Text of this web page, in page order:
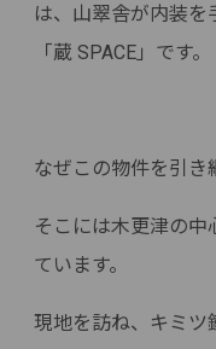
は、山翠舎が内装を
「蔵 SPACE」です。
なぜこの物件を引き
そこには木更津の中
ています。
現地を訪ね、キミツ